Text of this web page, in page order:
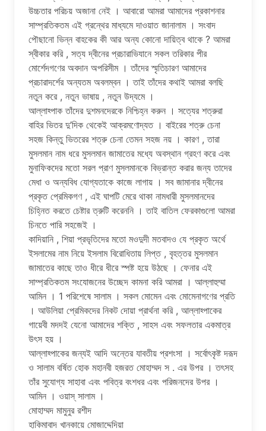
উচ্চতার পরিচয় অজানা নেই । আবারো আমরা আমাদের প্রকাশনার
সাম্প্রতিকতম এই গ্রন্থের মাধ্যমে দাওয়াত জানালাম । সংবাদ
পৌছানো ভিন্ন বাহকের কী আর অন্য কোনো দায়িত্ব থাকে ? আমরা
স্বীকার করি , সত্য দ্বীনের প্রচারাভিযানে সকল তরিকার পীর
মোর্শেদগণের অবদান অপরিসীম । তাঁদের স্মৃতিচারণ আমাদের
প্রচারাদর্শের অন্যতম অবলম্বন । তাই তাঁদের কথাই আমরা বলছি
নতুন করে , নতুন ভাষায় , নতুন উদ্যমে ।
আল্লাহ্পাক তাঁদের দুশমনদেরকে নিশ্চিহ্ন করুন । সত্যের শত্রুরা
বাহির ভিতর দু’দিক থেকেই আক্রমণোদ্যত । বাইরের শত্রু চেনা
সহজ কিন্তু ভিতরের শত্রু চেনা তেমন সহজ নয় । কারণ , তারা
মুসলমান নাম ধরে মুসলমান জামাতের মধ্যে অবস্থান গ্রহণ করে এবং
মুনাফিকদের মতো সরল প্রাণ মুসলমানকে বিভ্রান্ত করার জন্য তাদের
মেধা ও অন্যবিধ যোগ্যতাকে কাজে লাগায় । সব জামানার দ্বীনের
প্রকৃত প্রেমিকগণ , এই ঘাপটি মেরে থাকা নামধারী মুসলমানদের
চিহ্নিত করতে চেষ্টার ত্রুটি করেননি । তাই বাতিল ফেরকাগুলো আমরা
চিনতে পারি সহজেই ।
কাদিয়ানি , শিয়া প্রভৃতিদের মতো মওদুদী মতবাদও যে প্রকৃত অর্থে
ইসলামের নাম নিয়ে ইসলাম বিরোধিতায় লিপ্ত , বৃহত্তর মুসলমান
জামাতের কাছে তাও ধীরে ধীরে স্পষ্ট হয়ে উঠছে । ফেনার এই
সাম্প্রতিকতম সংযোজনের উচ্ছেদ কামনা করি আমরা । আল্লাহুম্মা
আমিন । 1 পরিশেষে সালাম । সকল মোমেন এবং মোমেনাগণের প্রতি
। আউলিয়া প্রেমিকদের নিকট দোয়া প্রার্থনা করি , আল্লাহ্পাকের
গায়েবী মদদই যেনো আমাদের শক্তি , সাহস এবং সফলতার একমাত্র
উৎস হয় ।
আল্লাহ্পাকের জন্যই আদি অন্তের যাবতীয় প্রশংসা । সর্বোৎকৃষ্ট দরূদ
ও সালাম বর্ষিত হোক মহানবী হজরত মোহাম্মদ স . এর উপর । তৎসহ
তাঁর সুযোগ্য সাহাবা এবং পবিত্র বংশধর এবং পরিজনদের উপর ।
আমিন । ওয়াস্ সালাম ।
মোহাম্মদ মামুনুর রশীদ
হাকিমাবাদ খানকায়ে মোজাদ্দেদিয়া